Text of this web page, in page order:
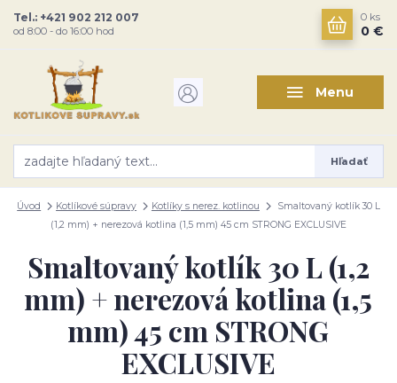
Menu
Hľadať
Tel.: +421 902 212 007
od 8:00 - do 16:00 hod
0 ks
0 €
Úvod Kotlíkové súpravy Kotlíky s nerez. kotlinou
Smaltovaný kotlík 30 L
(1,2 mm) + nerezová kotlina (1,5 mm) 45 cm STRONG EXCLUSIVE
Smaltovaný kotlík 30 L (1,2
mm) + nerezová kotlina (1,5
mm) 45 cm STRONG
EXCLUSIVE